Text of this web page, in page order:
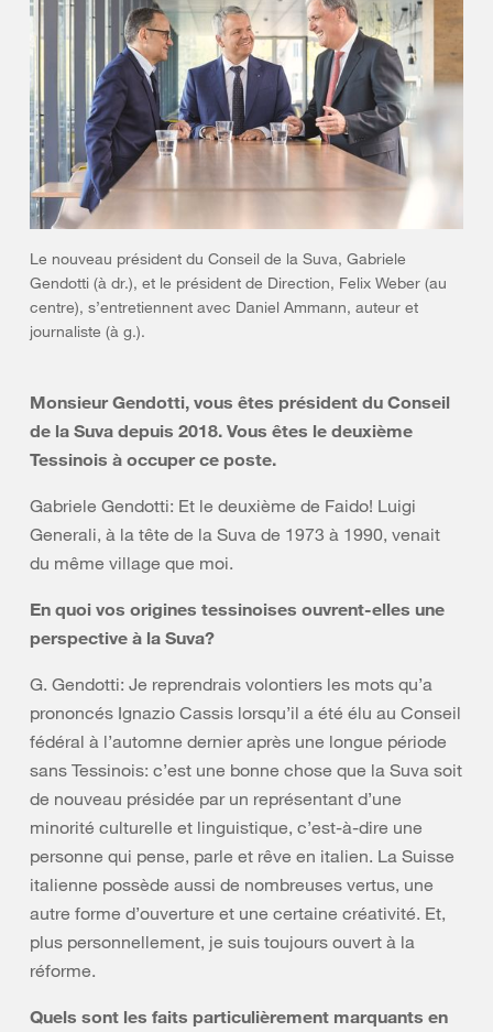
Le nouveau président du Conseil de la Suva, Gabriele
Gendotti (à dr.), et le président de Direction, Felix Weber (au
centre), s’entretiennent avec Daniel Ammann, auteur et
journaliste (à g.).
Monsieur Gendotti, vous êtes président du Conseil
de la Suva depuis 2018. Vous êtes le deuxième
Tessinois à occuper ce poste.
Gabriele Gendotti: Et le deuxième de Faido! Luigi
Generali, à la tête de la Suva de 1973 à 1990, venait
du même village que moi.
En quoi vos origines tessinoises ouvrent-elles une
perspective à la Suva?
G. Gendotti: Je reprendrais volontiers les mots qu’a
prononcés Ignazio Cassis lorsqu’il a été élu au Conseil
fédéral à l’automne dernier après une longue période
sans Tessinois: c’est une bonne chose que la Suva soit
de nouveau présidée par un représentant d’une
minorité culturelle et linguistique, c’est-à-dire une
personne qui pense, parle et rêve en italien. La Suisse
italienne possède aussi de nombreuses vertus, une
autre forme d’ouverture et une certaine créativité. Et,
plus personnellement, je suis toujours ouvert à la
réforme.
Quels sont les faits particulièrement marquants en